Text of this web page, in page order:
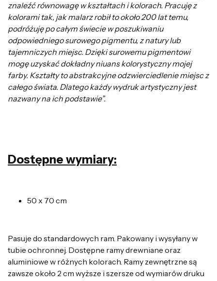
znaleźć równowagę w kształtach i kolorach. Pracuję z
kolorami tak, jak malarz robił to około 200 lat temu,
podróżuję po całym świecie w poszukiwaniu
odpowiedniego surowego pigmentu, z natury lub
tajemniczych miejsc. Dzięki surowemu pigmentowi
mogę uzyskać dokładny niuans kolorystyczny mojej
farby. Kształty to abstrakcyjne odzwierciedlenie miejsc z
całego świata. Dlatego każdy wydruk artystyczny jest
nazwany na ich podstawie”.
Dostępne wymiary:
50 x 70 cm
Pasuje do standardowych ram. Pakowany i wysyłany w
tubie ochronnej. Dostępne ramy drewniane oraz
aluminiowe w różnych kolorach. Ramy zewnętrzne są
zawsze około 2 cm wyższe i szersze od wymiarów druku